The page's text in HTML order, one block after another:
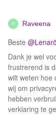
R Raveena
Beste ​
Dank je wel
frustrerend is
wilt weten hoe
wij om
hebben
verklaring te